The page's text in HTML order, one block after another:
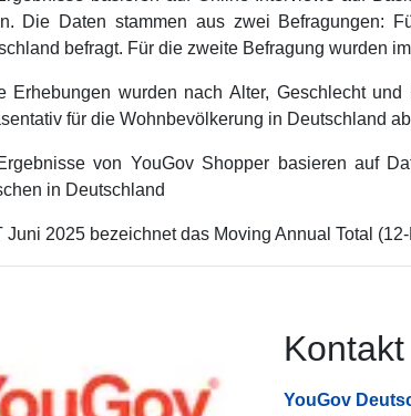
Die Daten stammen aus zwei Befragungen:
befragt. Für die zweite Befragung wurden
Erhebungen wurden nach Alter, Geschlecht
für die Wohnbevölkerung in Deutschland
von YouGov Shopper basieren auf
in Deutschland
Juni 2025 bezeichnet das Moving Annual Total
Kontakt
YouGov